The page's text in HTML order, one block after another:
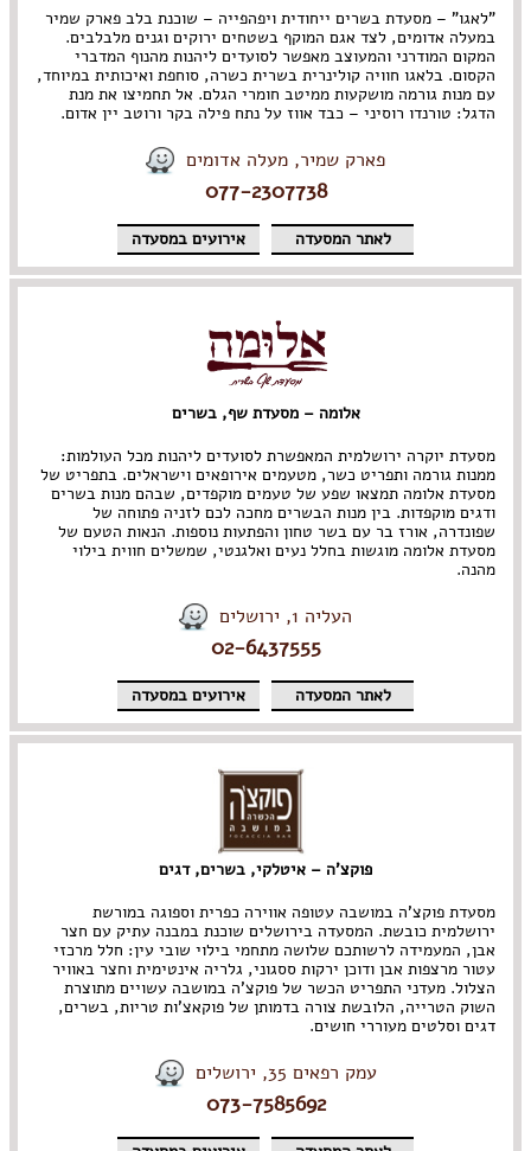
"לאגו" – מסעדת בשרים ייחודית ויפהפייה – שוכנת בלב פארק שמיר
במעלה אדומים, לצד אגם המוקף בשטחים ירוקים וגנים מלבלבים.
המקום המודרני והמעוצב מאפשר לסועדים ליהנות מהנוף המדברי
הקסום. בלאגו חוויה קולינרית בשרית כשרה, סוחפת ואיכותית במיוחד,
עם מנות גורמה מושקעות ממיטב חומרי הגלם. אל תחמיצו את מנת
הדגל: טורנדו רוסיני – כבד אווז על נתח פילה בקר ורוטב יין אדום.
פארק שמיר, מעלה אדומים
077-2307738
לאתר המסעדה אירועים במסעדה
אלומה – מסעדת שף, בשרים
מסעדת יוקרה ירושלמית המאפשרת לסועדים ליהנות מכל העולמות:
ממנות גורמה ותפריט כשר, מטעמים אירופאים וישראלים. בתפריט של
מסעדת אלומה תמצאו שפע של טעמים מוקפדים, שבהם מנות בשרים
ודגים מוקפדות. בין מנות הבשרים מחכה לכם לזניה פתוחה של
שפונדרה, אורז בר עם בשר טחון והפתעות נוספות. הנאות הטעם של
מסעדת אלומה מוגשות בחלל נעים ואלגנטי, שמשלים חווית בילוי
מהנה.
העליה 1, ירושלים
02-6437555
לאתר המסעדה אירועים במסעדה
פוקצ'ה – איטלקי, בשרים, דגים
מסעדת פוקצ'ה במושבה עטופה אווירה כפרית וספוגה במורשת
ירושלמית כובשת. המסעדה בירושלים שוכנת במבנה עתיק עם חצר
אבן, המעמידה לרשותכם שלושה מתחמי בילוי שובי עין: חלל מרכזי
עטור מרצפות אבן ודוכן ירקות ססגוני, גלריה אינטימית וחצר באוויר
הצלול. מעדני התפריט הכשר של פוקצ'ה במושבה עשויים מתוצרת
השוק הטרייה, הלובשת צורה בדמותן של פוקאצ'ות טריות, בשרים,
דגים וסלטים מעוררי חושים.
עמק רפאים 35, ירושלים
073-7585692